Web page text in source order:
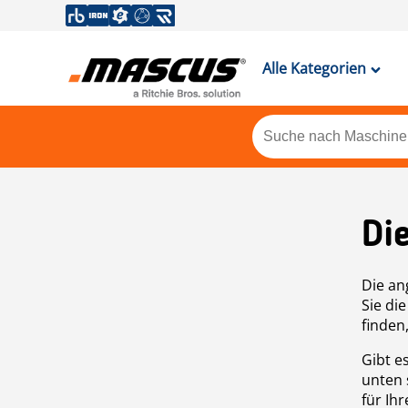
Alle Kategorien
Die
Sie
Gibt
unten
für